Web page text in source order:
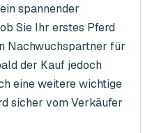
spannender
Sie Ihr erstes Pferd
Nachwuchspartner für
der Kauf jedoch
eine weitere wichtige
sicher vom Verkäufer